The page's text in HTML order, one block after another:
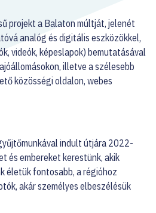
projekt a Balaton múltját, jelenét
analóg és digitális eszközökkel,
videók, képeslapok) bemutatásával
illetve a szélesebb
közösségi oldalon, webes
indult útjára 2022-
és embereket kerestünk, akik
életük fontosabb, a régióhoz
akár személyes elbeszélésük